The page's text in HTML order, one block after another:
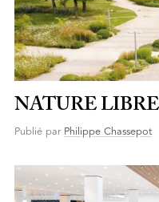
NATURE LIBRE
Publié par Philippe Chassepot